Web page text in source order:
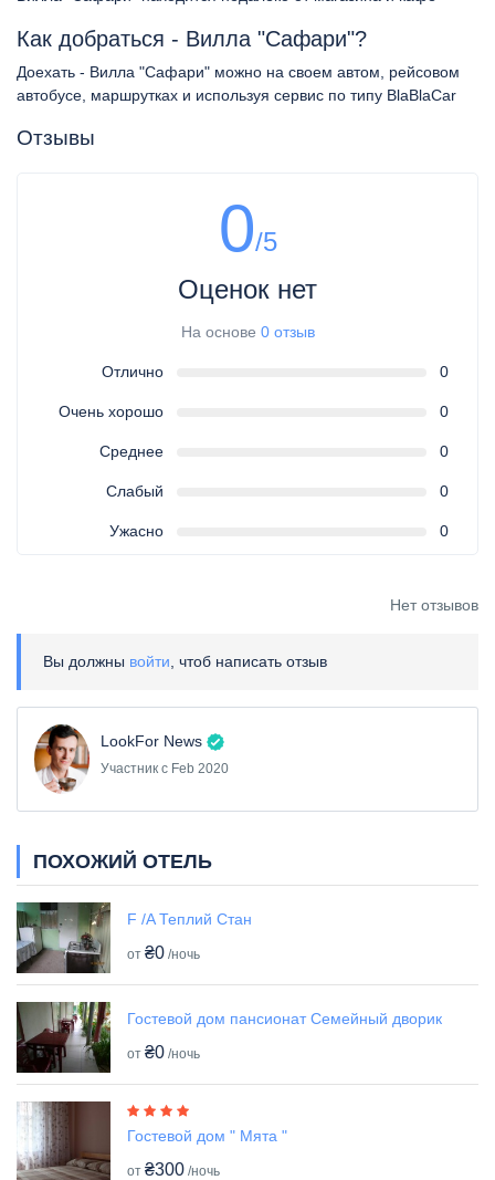
Как добраться - Вилла "Сафари"?
Доехать - Вилла "Сафари" можно на своем автом, рейсовом
автобусе, маршрутках и используя сервис по типу BlaBlaCar
Отзывы
0/5
Оценок нет
На основе 0 отзыв
Отлично 0
Очень хорошо 0
Среднее 0
Слабый 0
Ужасно 0
Нет отзывов
Вы должны войти , чтоб написать отзыв
LookFor News
Участник с Feb 2020
ПОХОЖИЙ ОТЕЛЬ
F /A Теплий Стан
от ₴0 /ночь
Гостевой дом пансионат Семейный дворик
от ₴0 /ночь
Гостевой дом " Мята "
от ₴300 /ночь